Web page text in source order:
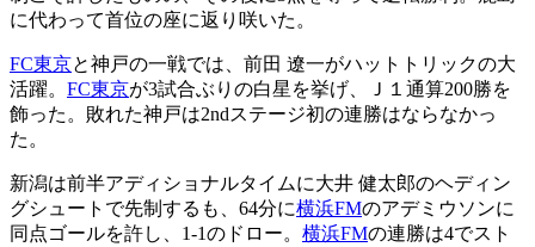
に代わって首位の座に返り咲いた。
FC東京と神戸の一戦では、前田 遼一がハットトリックの大
活躍。 FC東京が3試合ぶりの白星を挙げ、Ｊ１通算200勝を
飾った。敗れた神戸は2ndステージ初の連勝はならなかっ
た。
新潟は前半アディショナルタイムに大井 健太郎のヘディン
グシュートで先制するも、64分に横浜FMのアデミウソンに
同点ゴールを許し、1-1のドロー。 横浜FMの連勝は4でスト